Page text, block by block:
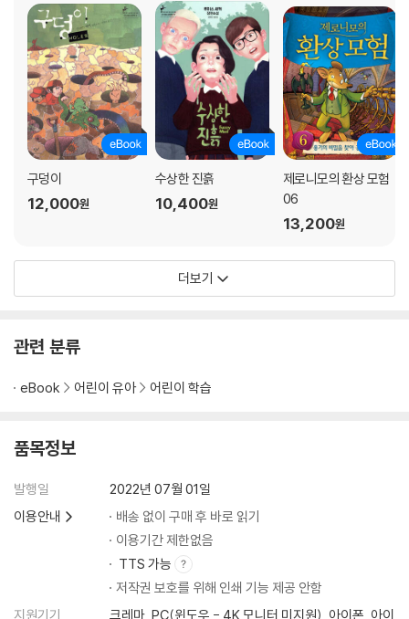
구덩이
12,000원
수상한 진흙
10,400원
제로니모의 환상 모험
06
13,200원
더보기
관련 분류
eBook 어린이 유아 어린이 학습
품목정보
발행일
2022년 07월 01일
이용안내
배송 없이 구매 후 바로 읽기
이용기간 제한없음
TTS 가능
저작권 보호를 위해 인쇄 기능 제공 안함
지원기기
크레마, PC(윈도우 - 4K 모니터 미지원), 아이폰, 아이